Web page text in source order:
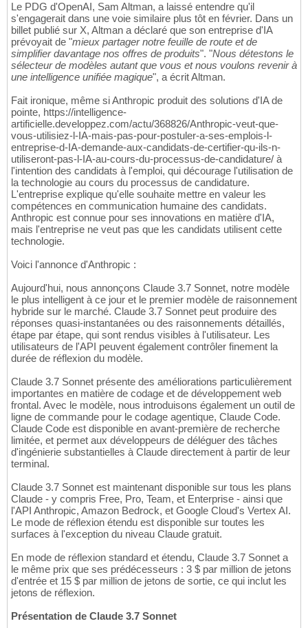
Le PDG d'OpenAI, Sam Altman, a laissé entendre qu'il
s'engagerait dans une voie similaire plus tôt en février. Dans un
billet publié sur X, Altman a déclaré que son entreprise d'IA
prévoyait de "mieux partager notre feuille de route et de
simplifier davantage nos offres de produits". "Nous détestons le
sélecteur de modèles autant que vous et nous voulons revenir à
une intelligence unifiée magique", a écrit Altman.
Fait ironique, même si Anthropic produit des solutions d'IA de
pointe, https://intelligence-
artificielle.developpez.com/actu/368826/Anthropic-veut-que-
vous-utilisiez-l-IA-mais-pas-pour-postuler-a-ses-emplois-l-
entreprise-d-IA-demande-aux-candidats-de-certifier-qu-ils-n-
utiliseront-pas-l-IA-au-cours-du-processus-de-candidature/ à
l'intention des candidats à l'emploi, qui décourage l'utilisation de
la technologie au cours du processus de candidature.
L'entreprise explique qu'elle souhaite mettre en valeur les
compétences en communication humaine des candidats.
Anthropic est connue pour ses innovations en matière d'IA,
mais l'entreprise ne veut pas que les candidats utilisent cette
technologie.
Voici l'annonce d'Anthropic :
Aujourd'hui, nous annonçons Claude 3.7 Sonnet, notre modèle
le plus intelligent à ce jour et le premier modèle de raisonnement
hybride sur le marché. Claude 3.7 Sonnet peut produire des
réponses quasi-instantanées ou des raisonnements détaillés,
étape par étape, qui sont rendus visibles à l'utilisateur. Les
utilisateurs de l'API peuvent également contrôler finement la
durée de réflexion du modèle.
Claude 3.7 Sonnet présente des améliorations particulièrement
importantes en matière de codage et de développement web
frontal. Avec le modèle, nous introduisons également un outil de
ligne de commande pour le codage agentique, Claude Code.
Claude Code est disponible en avant-première de recherche
limitée, et permet aux développeurs de déléguer des tâches
d'ingénierie substantielles à Claude directement à partir de leur
terminal.
Claude 3.7 Sonnet est maintenant disponible sur tous les plans
Claude - y compris Free, Pro, Team, et Enterprise - ainsi que
l'API Anthropic, Amazon Bedrock, et Google Cloud's Vertex AI.
Le mode de réflexion étendu est disponible sur toutes les
surfaces à l'exception du niveau Claude gratuit.
En mode de réflexion standard et étendu, Claude 3.7 Sonnet a
le même prix que ses prédécesseurs : 3 $ par million de jetons
d'entrée et 15 $ par million de jetons de sortie, ce qui inclut les
jetons de réflexion.
Présentation de Claude 3.7 Sonnet